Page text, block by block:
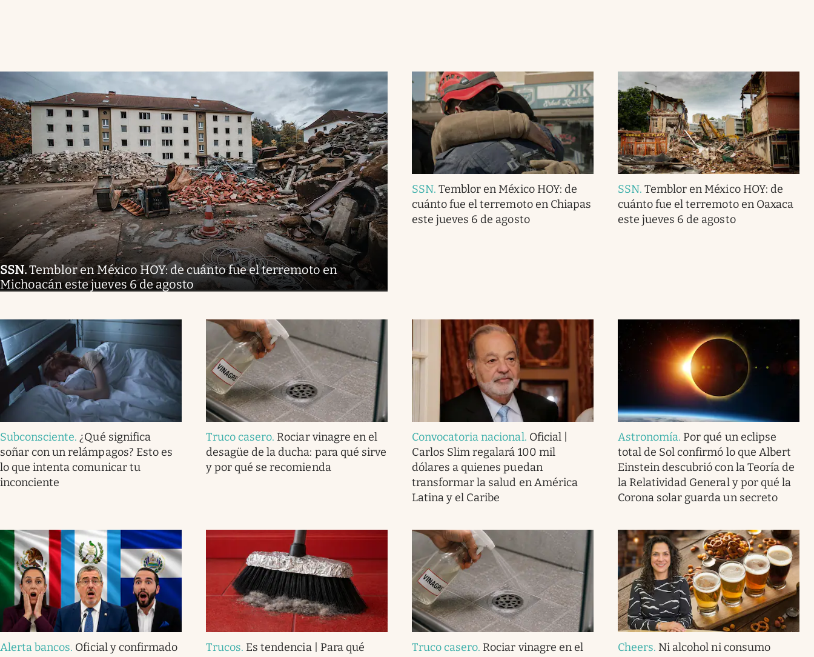
SSN.Temblor en México HOY: de cuánto fue el terremoto en
Michoacán este jueves 6 de agosto
SSN.Temblor en México HOY: de
cuánto fue el terremoto en Chiapas
este jueves 6 de agosto
SSN.Temblor en México HOY: de
cuánto fue el terremoto en Oaxaca
este jueves 6 de agosto
Subconsciente. ¿Qué significa
soñar con un relámpagos? Esto es
lo que intenta comunicar tu
inconciente
Truco casero. Rociar vinagre en el
desagüe de la ducha: para qué sirve
y por qué se recomienda
Convocatoria nacional. Oficial |
Carlos Slim regalará 100 mil
dólares a quienes puedan
transformar la salud en América
Latina y el Caribe
Astronomía. Por qué un eclipse
total de Sol confirmó lo que Albert
Einstein descubrió con la Teoría de
la Relatividad General y por qué la
Corona solar guarda un secreto
Alerta bancos. Oficial y confirmado
Trucos. Es tendencia | Para qué
Truco casero. Rociar vinagre en el
Cheers. Ni alcohol ni consumo